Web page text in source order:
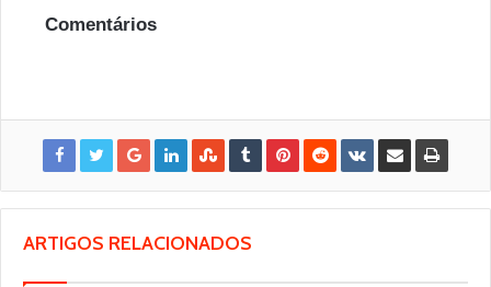
Comentários
ARTIGOS RELACIONADOS